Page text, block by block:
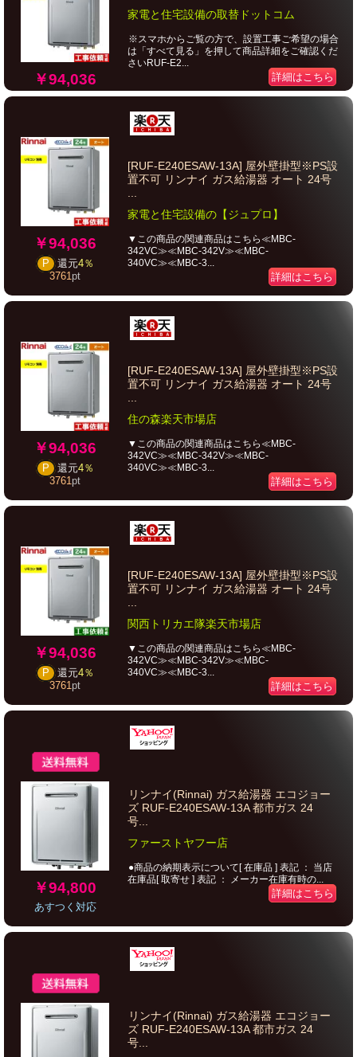
￥94,036
家電と住宅設備の取替ドットコム
※スマホからご覧の方で、設置工事ご希望の場合
は「すべて見る」を押して商品詳細をご確認くだ
さいRUF-E2...
詳細はこちら
￥94,036
P 還元4％
3761 pt
[RUF-E240ESAW-13A] 屋外壁掛型※PS設
置不可 リンナイ ガス給湯器 オート 24号
家電と住宅設備の【ジュプロ】
▼この商品の関連商品はこちら≪MBC-
342VC≫≪MBC-342V≫≪MBC-
340VC≫≪MBC-3...
詳細はこちら
￥94,036
P 還元4％
3761 pt
[RUF-E240ESAW-13A] 屋外壁掛型※PS設
置不可 リンナイ ガス給湯器 オート 24号
住の森楽天市場店
▼この商品の関連商品はこちら≪MBC-
342VC≫≪MBC-342V≫≪MBC-
340VC≫≪MBC-3...
詳細はこちら
￥94,036
P 還元4％
3761 pt
[RUF-E240ESAW-13A] 屋外壁掛型※PS設
置不可 リンナイ ガス給湯器 オート 24号
関西トリカエ隊楽天市場店
▼この商品の関連商品はこちら≪MBC-
342VC≫≪MBC-342V≫≪MBC-
340VC≫≪MBC-3...
詳細はこちら
￥94,800
あすつく対応
リンナイ(Rinnai) ガス給湯器 エコジョー
ズ RUF-E240ESAW-13A 都市ガス 24
号...
ファーストヤフー店
●商品の納期表示について[ 在庫品 ] 表記 ： 当店
在庫品[ 取寄せ ] 表記 ： メーカー在庫有時の...
詳細はこちら
リンナイ(Rinnai) ガス給湯器 エコジョー
ズ RUF-E240ESAW-13A 都市ガス 24
号...